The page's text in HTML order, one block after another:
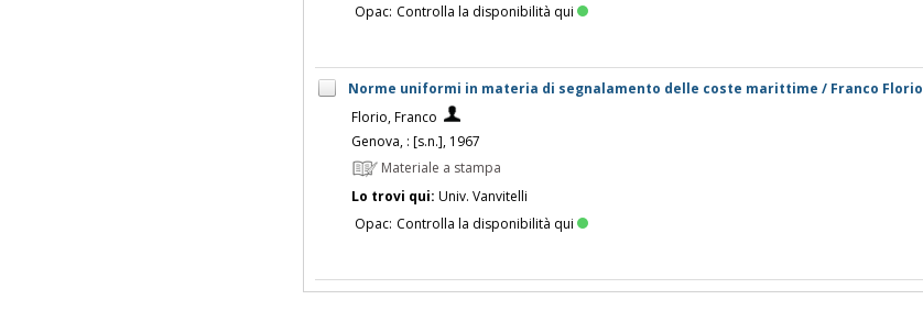
Opac: Controlla la disponibilità qui
Norme uniformi in materia di segnalamento delle coste marittime / Franco Florio
Florio, Franco
Genova, : [s.n.], 1967
Materiale a stampa
Lo trovi qui: Univ. Vanvitelli
Opac: Controlla la disponibilità qui